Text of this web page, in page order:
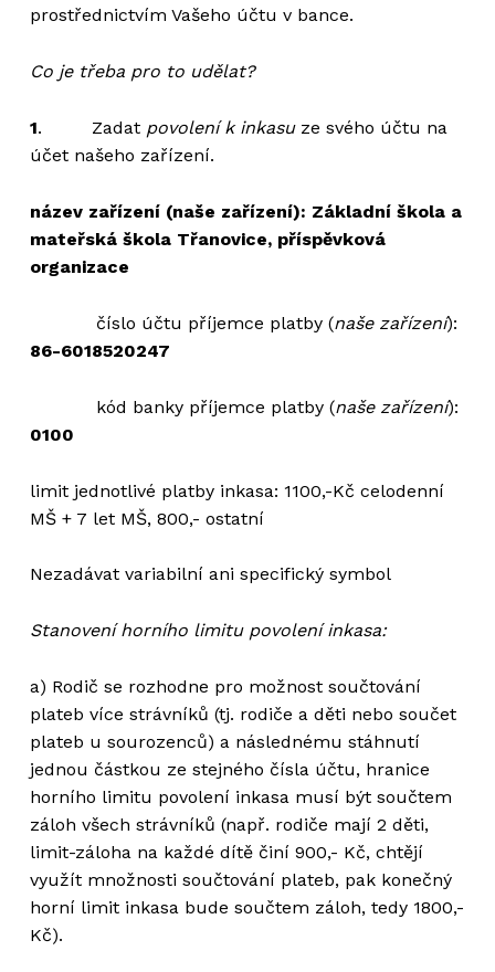
prostřednictvím Vašeho účtu v bance.
Co je třeba pro to udělat?
1. Zadat povolení k inkasuze svého účtu na
účet našeho zařízení.
název zařízení (naše zařízení): Základní škola a
mateřská škola Třanovice, příspěvková
organizace
číslo účtu příjemce platby (naše zařízení):
86-6018520247
kód banky příjemce platby (naše zařízení):
0100
limit jednotlivé platby inkasa: 1100,-Kč celodenní
MŠ + 7 let MŠ, 800,- ostatní
Nezadávat variabilní ani specifický symbol
Stanovení horního limitu povolení inkasa:
a) Rodič se rozhodne pro možnost součtování
plateb více strávníků (tj. rodiče a děti nebo součet
plateb u sourozenců) a následnému stáhnutí
jednou částkou ze stejného čísla účtu, hranice
horního limitu povolení inkasa musí být součtem
záloh všech strávníků (např. rodiče mají 2 děti,
limit-záloha na každé dítě činí 900,- Kč, chtějí
využít množnosti součtování plateb, pak konečný
horní limit inkasa bude součtem záloh, tedy 1800,-
Kč).